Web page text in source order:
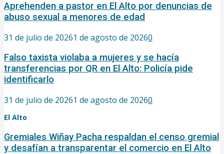
Aprehenden a pastor en El Alto por denuncias de
abuso sexual a menores de edad
31 de julio de 20261 de agosto de 20260
Falso taxista violaba a mujeres y se hacía
transferencias por QR en El Alto: Policía pide
identificarlo
31 de julio de 20261 de agosto de 20260
El Alto
Gremiales Wiñay Pacha respaldan el censo gremial
y desafían a transparentar el comercio en El Alto